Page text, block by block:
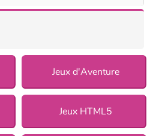
Jeux d'Aventure
Jeux HTML5